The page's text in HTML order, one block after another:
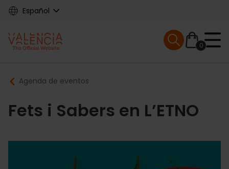
Skip
content
Español
Main
navigation
0
Mobile menu
Breadcrumb
Agenda de eventos
Fets i Sabers en L’ETNO